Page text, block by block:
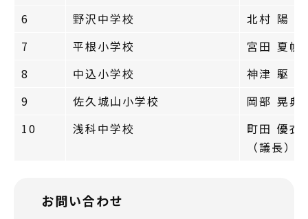
6
野沢中学校
北村 陽
7
平根小学校
宮田 夏帆
8
中込小学校
神津 駆
9
佐久城山小学校
岡部 晃典
10
浅科中学校
町田 優衣
（議長）
お問い合わせ